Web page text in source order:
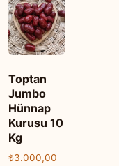
Toptan
Jumbo
Hünnap
Kurusu 10
Kg
₺3.000,00